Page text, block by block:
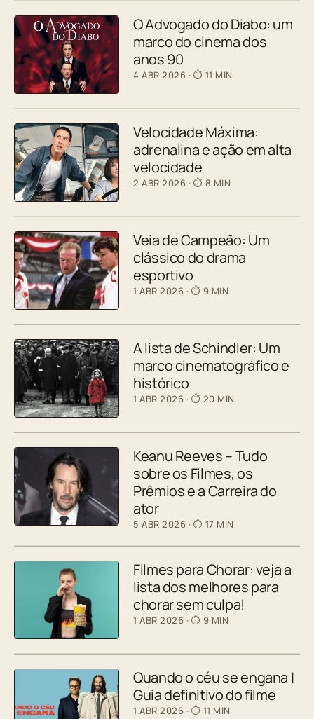
O Advogado do Diabo: um
marco do cinema dos
anos 90
4 ABR 2026 · ⏱ 11 MIN
Velocidade Máxima:
adrenalina e ação em alta
velocidade
2 ABR 2026 · ⏱ 8 MIN
Veia de Campeão: Um
clássico do drama
esportivo
1 ABR 2026 · ⏱ 9 MIN
A lista de Schindler: Um
marco cinematográfico e
histórico
1 ABR 2026 · ⏱ 20 MIN
Keanu Reeves – Tudo
sobre os Filmes, os
Prêmios e a Carreira do
ator
5 ABR 2026 · ⏱ 17 MIN
Filmes para Chorar: veja a
lista dos melhores para
chorar sem culpa!
1 ABR 2026 · ⏱ 9 MIN
Quando o céu se engana |
Guia definitivo do filme
1 ABR 2026 · ⏱ 11 MIN